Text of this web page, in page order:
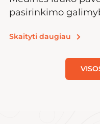
pasirinkimo
Skaityti daugiau